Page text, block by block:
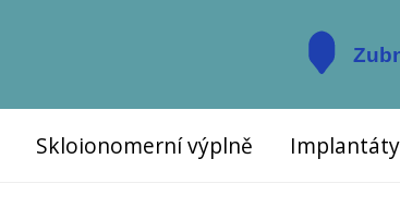
Skloionomerní výplně